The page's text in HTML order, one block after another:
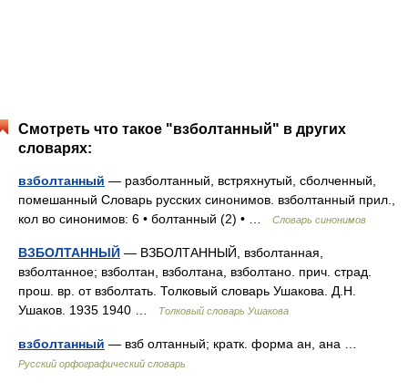
Смотреть что такое "взболтанный" в других
словарях:
взболтанный — разболтанный, встряхнутый, сболченный,
помешанный Словарь русских синонимов. взболтанный прил.,
кол во синонимов: 6 • болтанный (2) • …
Словарь синонимов
ВЗБОЛТАННЫЙ — ВЗБОЛТАННЫЙ, взболтанная,
взболтанное; взболтан, взболтана, взболтано. прич. страд.
прош. вр. от взболтать. Толковый словарь Ушакова. Д.Н.
Ушаков. 1935 1940 …
Толковый словарь Ушакова
взболтанный — взб олтанный; кратк. форма ан, ана …
Русский орфографический словарь